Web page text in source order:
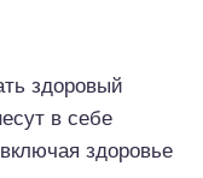
здоровый
в себе
здоровье